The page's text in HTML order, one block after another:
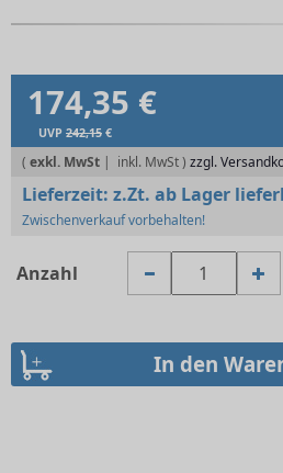
174,35 €
UVP 242,15 €
( exkl. MwSt | zzgl.
Lieferzeit: z.Zt. ab Lager
Zwischenverkauf vorbehalten!
Anzahl